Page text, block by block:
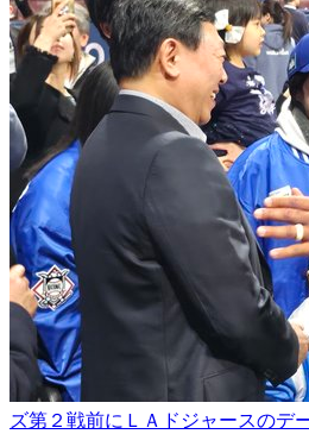
ズ第２戦前にＬＡドジャースのデ